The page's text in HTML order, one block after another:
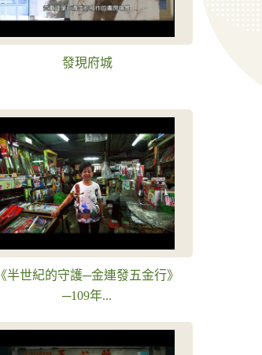
發現府城
《半世紀的守護─金連發五金行》
─109年...